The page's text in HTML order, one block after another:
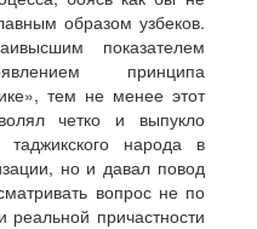
образом узбеков.
показателем
принципа
тем не менее этот
четко и выпукло
народа в
но и давал повод
вопрос не по
реальной причастности